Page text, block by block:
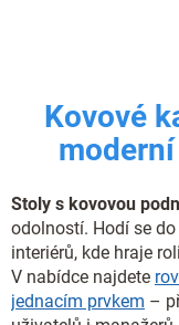
Kovové
Stoly s kovovou
odolností. Hodí se
interiérů, kde hraje
V nabídce najdete
jednacím prvkem –